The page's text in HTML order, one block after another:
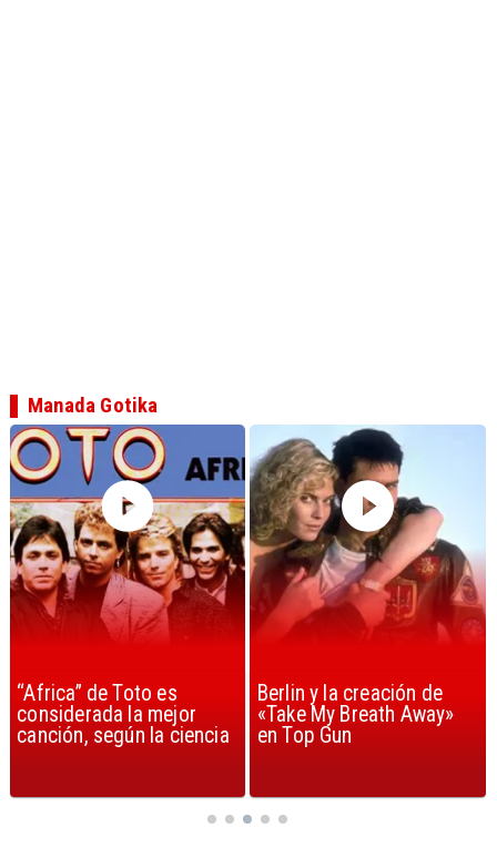
“Africa” de Toto es
considerada la mejor
canción, según la ciencia
Berlin y la creación de
«Take My Breath Away»
en Top Gun
Manada Gotika